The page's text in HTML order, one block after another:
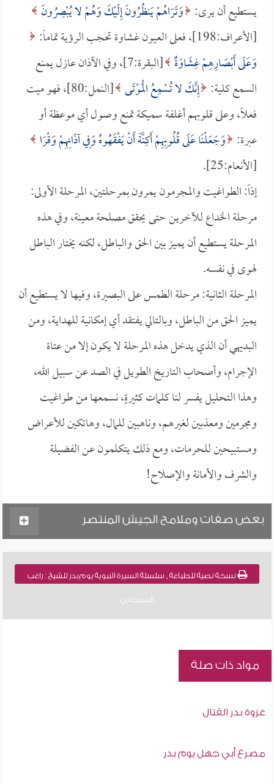
يستطيع أن يرى: وَتَرَاهُمْ يَنظُرُونَ إِلَيْكَ وَهُمْ لا يُبْصِرُونَ
[الأعراف:198]، فعلى العيون غشاوة تحجب الرؤية تماماً:
وَعَلَى أَبْصَارِهِمْ غِشَاوَةٌ
[البقرة:7]، وفي الآذان عازل يمنع
السمع كلية: إِنَّكَ لا تُسْمِعُ الْمَوْتَى
[النمل:80]، فهو ميت
فعلاً، وعلى قلوبهم أغلفة سميكة تمنع وصول أي موعظة أو
عبرة: وَجَعَلْنَا عَلَى قُلُوبِهِمْ أَكِنَّةً أَنْ يَفْقَهُوهُ وَفِي آذَانِهِمْ وَقْرًا
[الأنعام:25].
إذاً: الطواغيت والمجرمون يمرون بمرحلتين، المرحلة الأولى:
مرحلة الخداع للآخرين حتى يحقق مصلحة معينة، وفي هذه
المرحلة يستطيع أن يميز بين الحق والباطل، لكنه يختار الباطل
لهوى في نفسه.
المرحلة الثانية: مرحلة الطمس على البصيرة، وفيها لا يستطيع أن
يميز الحق من الباطل، وبالتالي يفتقد أي إمكانية للهداية، ومن
البديهي أن الذي يدخل هذه المرحلة لا يكون إلا من عتاة
الإجرام، وأصحاب التاريخ الطويل في الصد عن سبيل الله،
وهذا التحليل يفسر لنا كلمات كثيرةٍ، نسمعها من طواغيت
ومجرمين ومعذبين لغيرهم، وناهبين للمال، وهاتكين للأعراض
ومستبيحين للحرمات، ومع ذلك يتكلمون عن الفضيلة
والشرف والأمانة والإصلاح!
بعض صفات وملامح الجيش المنتصر
نسخة نصية للطباعة , سلسلة السيرة النبوية يوم بدر للشيخ : راغب
السرجاني
مواد ذات صلة
غزوة بدر القتال
مصرع أبي جهل يوم بدر